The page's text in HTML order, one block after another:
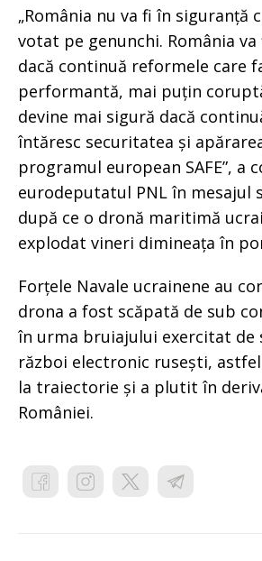
„România nu va fi în siguranță
votat pe genunchi. România
dacă continuă reformele care
performantă, mai puțin
devine mai sigură dacă
întăresc securitatea și
programul european SAFE”, a
eurodeputatul PNL în mesajul
după ce o dronă maritimă
explodat vineri dimineața în
Forțele Navale ucrainene au
drona a fost scăpată de sub
în urma bruiajului exercitat de
război electronic rusești,
la traiectorie și a plutit în
României.